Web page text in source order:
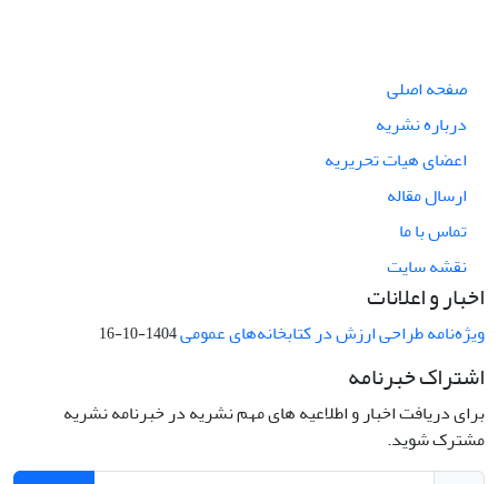
صفحه اصلی
درباره نشریه
اعضای هیات تحریریه
ارسال مقاله
تماس با ما
نقشه سایت
اخبار و اعلانات
ویژه‌نامه طراحی ارزش در کتابخانه‌های عمومی1404-10-16
اشتراک خبرنامه
برای دریافت اخبار و اطلاعیه های مهم نشریه در خبرنامه نشریه
مشترک شوید.